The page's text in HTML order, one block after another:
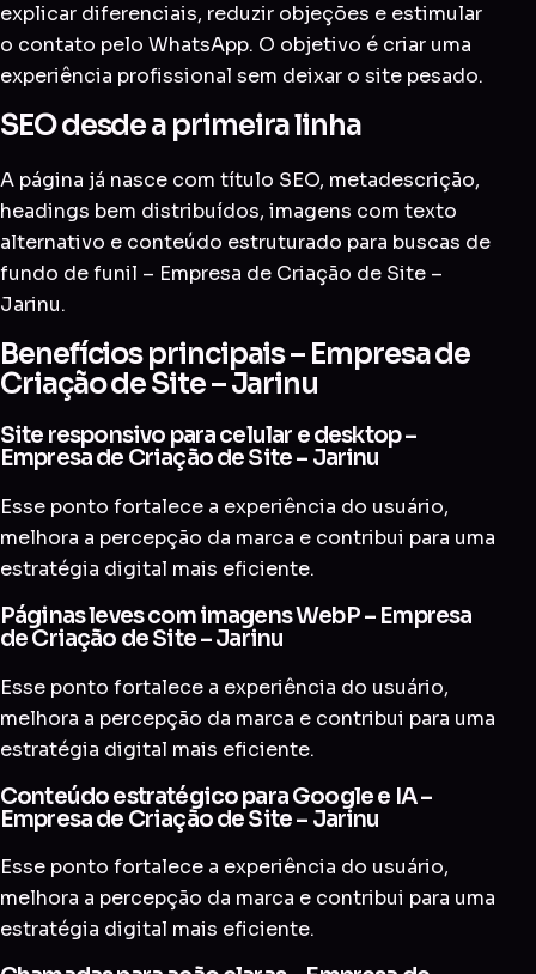
explicar diferenciais, reduzir objeções e estimular
o contato pelo WhatsApp. O objetivo é criar uma
experiência profissional sem deixar o site pesado.
SEO desde a primeira linha
A página já nasce com título SEO, metadescrição,
headings bem distribuídos, imagens com texto
alternativo e conteúdo estruturado para buscas de
fundo de funil – Empresa de Criação de Site –
Jarinu.
Benefícios principais – Empresa de
Criação de Site – Jarinu
Site responsivo para celular e desktop –
Empresa de Criação de Site – Jarinu
Esse ponto fortalece a experiência do usuário,
melhora a percepção da marca e contribui para uma
estratégia digital mais eficiente.
Páginas leves com imagens WebP – Empresa
de Criação de Site – Jarinu
Esse ponto fortalece a experiência do usuário,
melhora a percepção da marca e contribui para uma
estratégia digital mais eficiente.
Conteúdo estratégico para Google e IA –
Empresa de Criação de Site – Jarinu
Esse ponto fortalece a experiência do usuário,
melhora a percepção da marca e contribui para uma
estratégia digital mais eficiente.